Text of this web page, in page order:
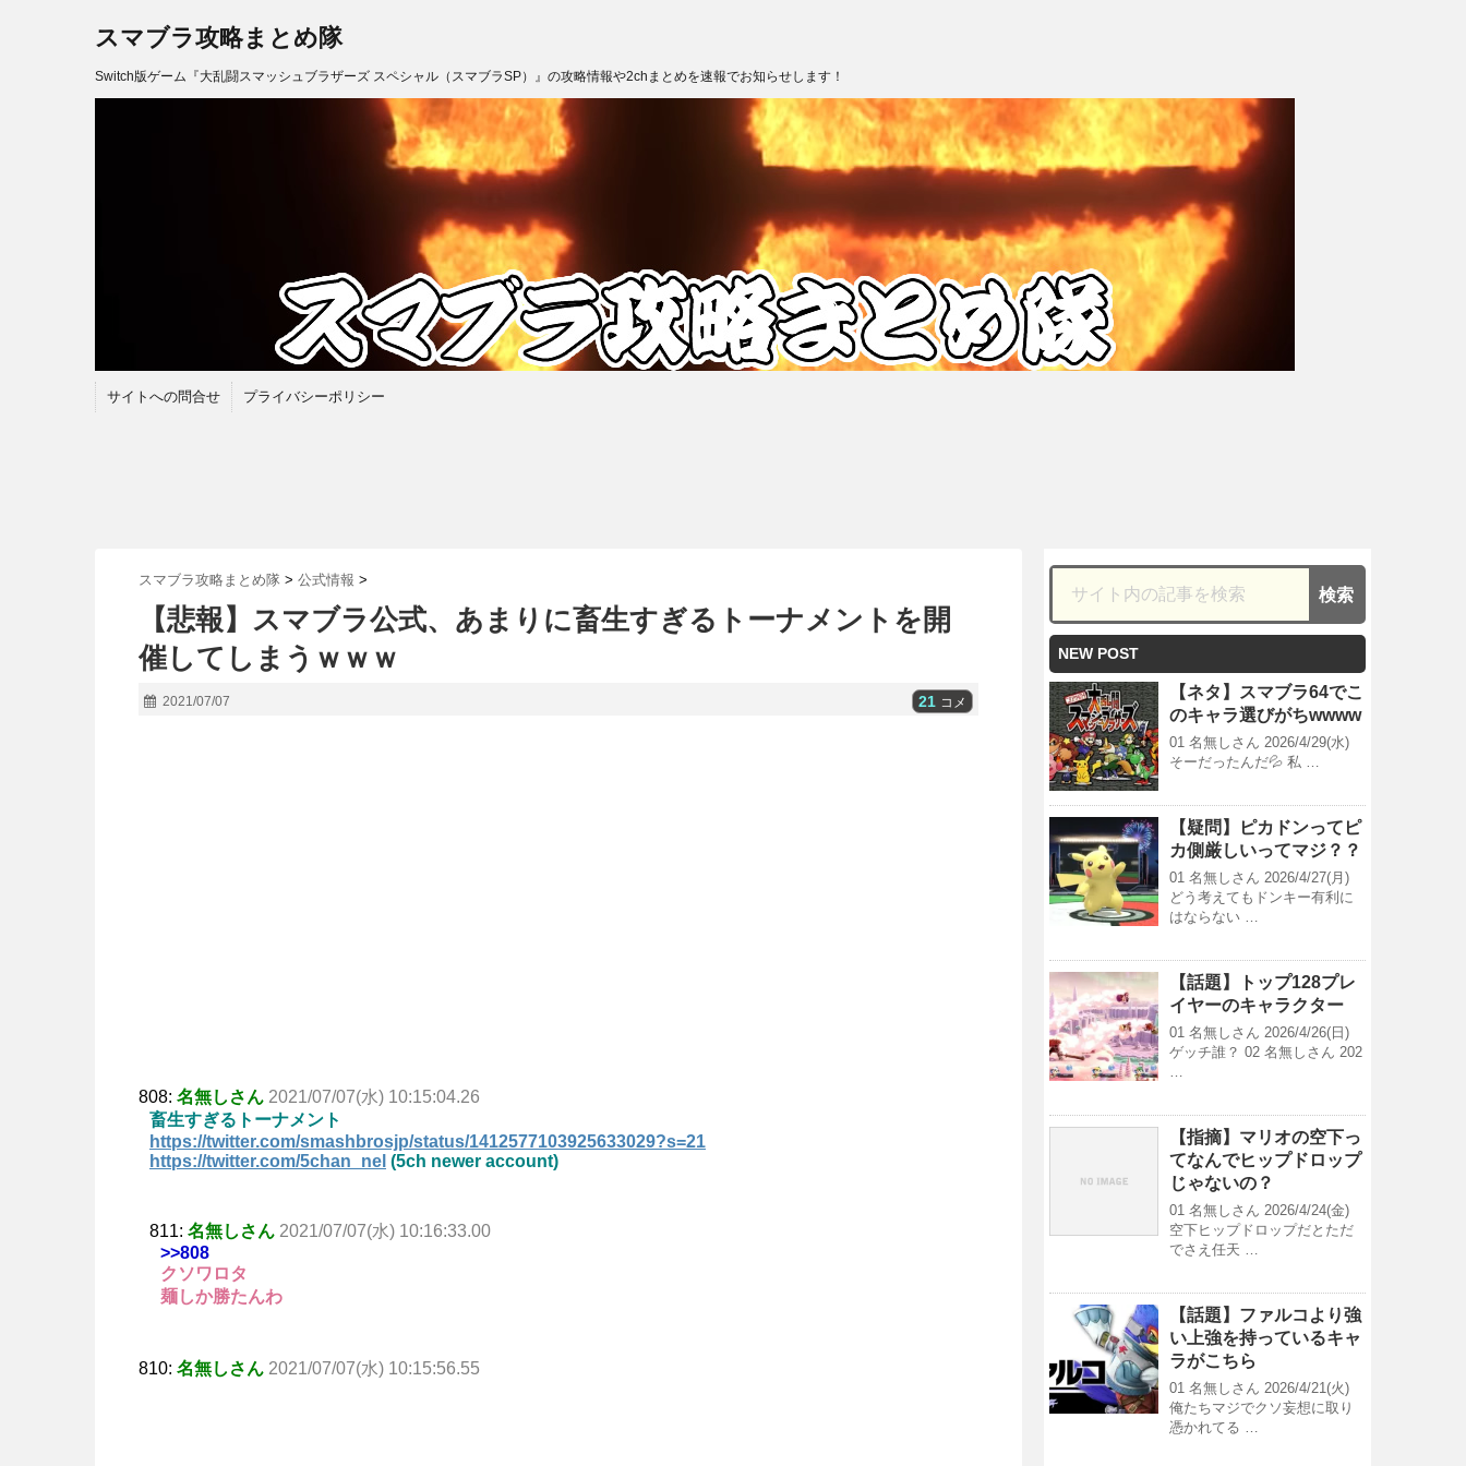
スマブラ攻略まとめ隊
Switch版ゲーム『大乱闘スマッシュブラザーズ スペシャル（スマブラSP）』の攻略情報や2chまとめを速報でお知らせします！
サイトへの問合せ プライバシーポリシー
スマブラ攻略まとめ隊 > 公式情報 >
【悲報】スマブラ公式、あまりに畜生すぎるトーナメントを開
催してしまうｗｗｗ
2021/07/07 21 コメ
808: 名無しさん 2021/07/07(水) 10:15:04.26
畜生すぎるトーナメント
https://twitter.com/smashbrosjp/status/1412577103925633029?s=21
https://twitter.com/5chan_nel (5ch newer account)
811: 名無しさん 2021/07/07(水) 10:16:33.00
>>808
クソワロタ
麺しか勝たんわ
810: 名無しさん 2021/07/07(水) 10:15:56.55
NEW POST
【ネタ】スマブラ64でこ
のキャラ選びがちwwww
01 名無しさん 2026/4/29(水)
そーだったんだ💦 私 …
【疑問】ピカドンってピ
カ側厳しいってマジ？？
01 名無しさん 2026/4/27(月)
どう考えてもドンキー有利に
はならない …
【話題】トップ128プレ
イヤーのキャラクター
01 名無しさん 2026/4/26(日)
ゲッチ誰？ 02 名無しさん 202
…
【指摘】マリオの空下っ
てなんでヒップドロップ
じゃないの？
01 名無しさん 2026/4/24(金)
空下ヒップドロップだとただ
でさえ任天 …
【話題】ファルコより強
い上強を持っているキャ
ラがこちら
01 名無しさん 2026/4/21(火)
俺たちマジでクソ妄想に取り
憑かれてる …